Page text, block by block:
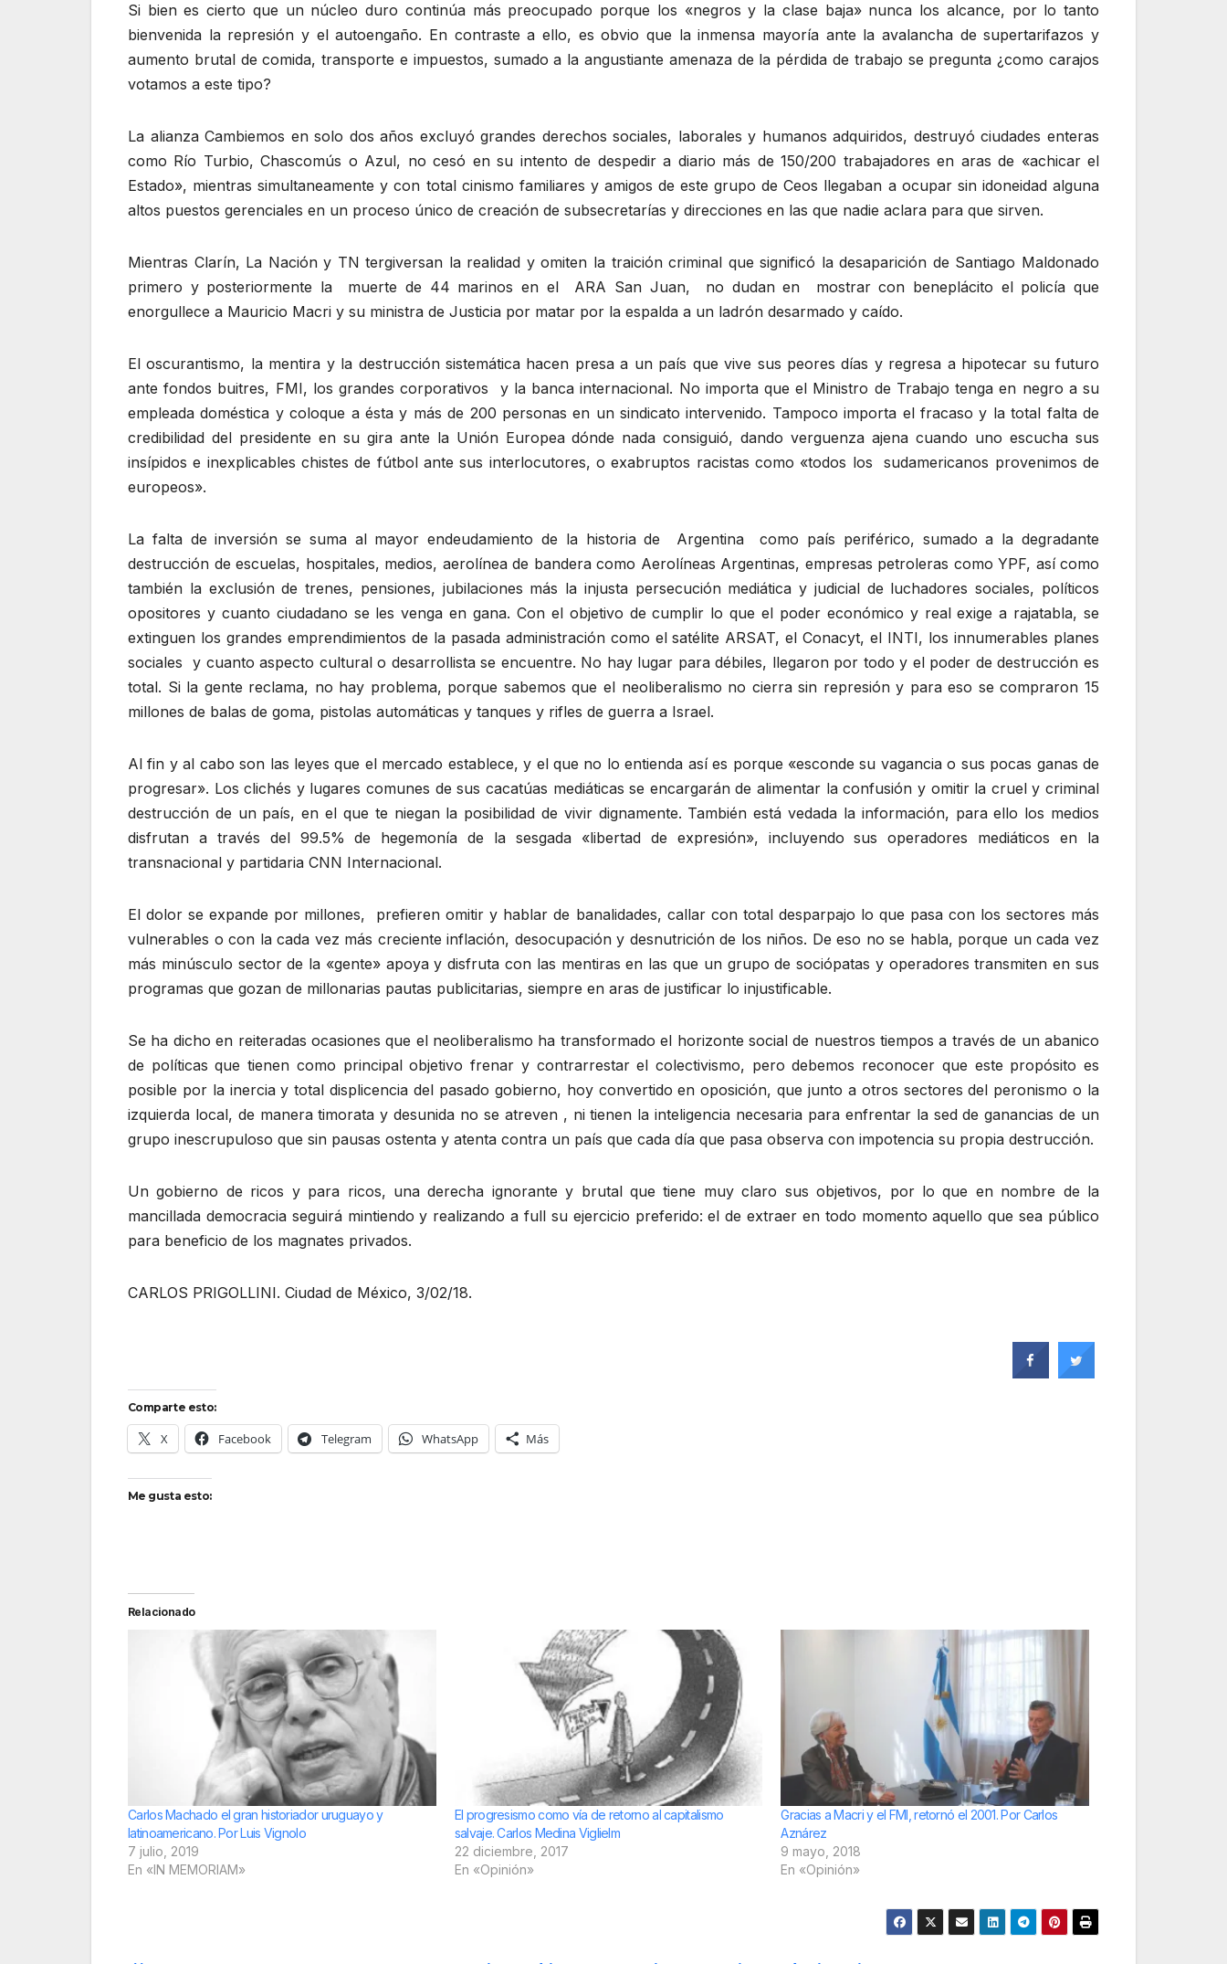
Si bien es cierto que un núcleo duro continúa más preocupado porque los «negros y la clase baja» nunca los alcance, por lo tanto
bienvenida la represión y el autoengaño. En contraste a ello, es obvio que la inmensa mayoría ante la avalancha de supertarifazos y
aumento brutal de comida, transporte e impuestos, sumado a la angustiante amenaza de la pérdida de trabajo se pregunta ¿como carajos
votamos a este tipo?
La alianza Cambiemos en solo dos años excluyó grandes derechos sociales, laborales y humanos adquiridos, destruyó ciudades enteras
como Río Turbio, Chascomús o Azul, no cesó en su intento de despedir a diario más de 150/200 trabajadores en aras de «achicar el
Estado», mientras simultaneamente y con total cinismo familiares y amigos de este grupo de Ceos llegaban a ocupar sin idoneidad alguna
altos puestos gerenciales en un proceso único de creación de subsecretarías y direcciones en las que nadie aclara para que sirven.
Mientras Clarín, La Nación y TN tergiversan la realidad y omiten la traición criminal que significó la desaparición de Santiago Maldonado
primero y posteriormente la muerte de 44 marinos en el ARA San Juan, no dudan en mostrar con beneplácito el policía que
enorgullece a Mauricio Macri y su ministra de Justicia por matar por la espalda a un ladrón desarmado y caído.
El oscurantismo, la mentira y la destrucción sistemática hacen presa a un país que vive sus peores días y regresa a hipotecar su futuro
ante fondos buitres, FMI, los grandes corporativos y la banca internacional. No importa que el Ministro de Trabajo tenga en negro a su
empleada doméstica y coloque a ésta y más de 200 personas en un sindicato intervenido. Tampoco importa el fracaso y la total falta de
credibilidad del presidente en su gira ante la Unión Europea dónde nada consiguió, dando verguenza ajena cuando uno escucha sus
insípidos e inexplicables chistes de fútbol ante sus interlocutores, o exabruptos racistas como «todos los sudamericanos provenimos de
europeos».
La falta de inversión se suma al mayor endeudamiento de la historia de Argentina como país periférico, sumado a la degradante
destrucción de escuelas, hospitales, medios, aerolínea de bandera como Aerolíneas Argentinas, empresas petroleras como YPF, así como
también la exclusión de trenes, pensiones, jubilaciones más la injusta persecución mediática y judicial de luchadores sociales, políticos
opositores y cuanto ciudadano se les venga en gana. Con el objetivo de cumplir lo que el poder económico y real exige a rajatabla, se
extinguen los grandes emprendimientos de la pasada administración como el satélite ARSAT, el Conacyt, el INTI, los innumerables planes
sociales y cuanto aspecto cultural o desarrollista se encuentre. No hay lugar para débiles, llegaron por todo y el poder de destrucción es
total. Si la gente reclama, no hay problema, porque sabemos que el neoliberalismo no cierra sin represión y para eso se compraron 15
millones de balas de goma, pistolas automáticas y tanques y rifles de guerra a Israel.
Al fin y al cabo son las leyes que el mercado establece, y el que no lo entienda así es porque «esconde su vagancia o sus pocas ganas de
progresar». Los clichés y lugares comunes de sus cacatúas mediáticas se encargarán de alimentar la confusión y omitir la cruel y criminal
destrucción de un país, en el que te niegan la posibilidad de vivir dignamente. También está vedada la información, para ello los medios
disfrutan a través del 99.5% de hegemonía de la sesgada «libertad de expresión», incluyendo sus operadores mediáticos en la
transnacional y partidaria CNN Internacional.
El dolor se expande por millones, prefieren omitir y hablar de banalidades, callar con total desparpajo lo que pasa con los sectores más
vulnerables o con la cada vez más creciente inflación, desocupación y desnutrición de los niños. De eso no se habla, porque un cada vez
más minúsculo sector de la «gente» apoya y disfruta con las mentiras en las que un grupo de sociópatas y operadores transmiten en sus
programas que gozan de millonarias pautas publicitarias, siempre en aras de justificar lo injustificable.
Se ha dicho en reiteradas ocasiones que el neoliberalismo ha transformado el horizonte social de nuestros tiempos a través de un abanico
de políticas que tienen como principal objetivo frenar y contrarrestar el colectivismo, pero debemos reconocer que este propósito es
posible por la inercia y total displicencia del pasado gobierno, hoy convertido en oposición, que junto a otros sectores del peronismo o la
izquierda local, de manera timorata y desunida no se atreven , ni tienen la inteligencia necesaria para enfrentar la sed de ganancias de un
grupo inescrupuloso que sin pausas ostenta y atenta contra un país que cada día que pasa observa con impotencia su propia destrucción.
Un gobierno de ricos y para ricos, una derecha ignorante y brutal que tiene muy claro sus objetivos, por lo que en nombre de la
mancillada democracia seguirá mintiendo y realizando a full su ejercicio preferido: el de extraer en todo momento aquello que sea público
para beneficio de los magnates privados.
CARLOS PRIGOLLINI. Ciudad de México, 3/02/18.
Comparte esto:
X Facebook Telegram WhatsApp Más
Me gusta esto:
Relacionado
Carlos Machado el gran historiador uruguayo y
latinoamericano. Por Luis Vignolo
7 julio, 2019
En «IN MEMORIAM»
El progresismo como vía de retorno al capitalismo
salvaje. Carlos Medina Viglielm
22 diciembre, 2017
En «Opinión»
Gracias a Macri y el FMI, retornó el 2001. Por Carlos
Aznárez
9 mayo, 2018
En «Opinión»